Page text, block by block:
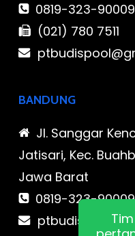
0819-323-
(021) 780 7511
BANDUNG
Jl. Sanggar
Jatisari, Kec.
Jawa Barat
0819-323-